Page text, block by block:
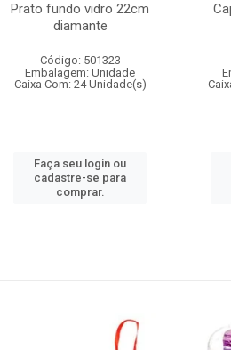
Prato fundo vidro 22cm
diamante
Código: 501323
Embalagem: Unidade
Caixa Com: 24 Unidade(s)
Faça seu login ou
cadastre-se para
comprar.